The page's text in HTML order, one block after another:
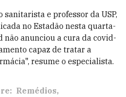
sanitarista e professor da USP,
no Estadão nesta quarta-
não anunciou a cura da covid-
capaz de tratar a
resume o especialista.
Remédios